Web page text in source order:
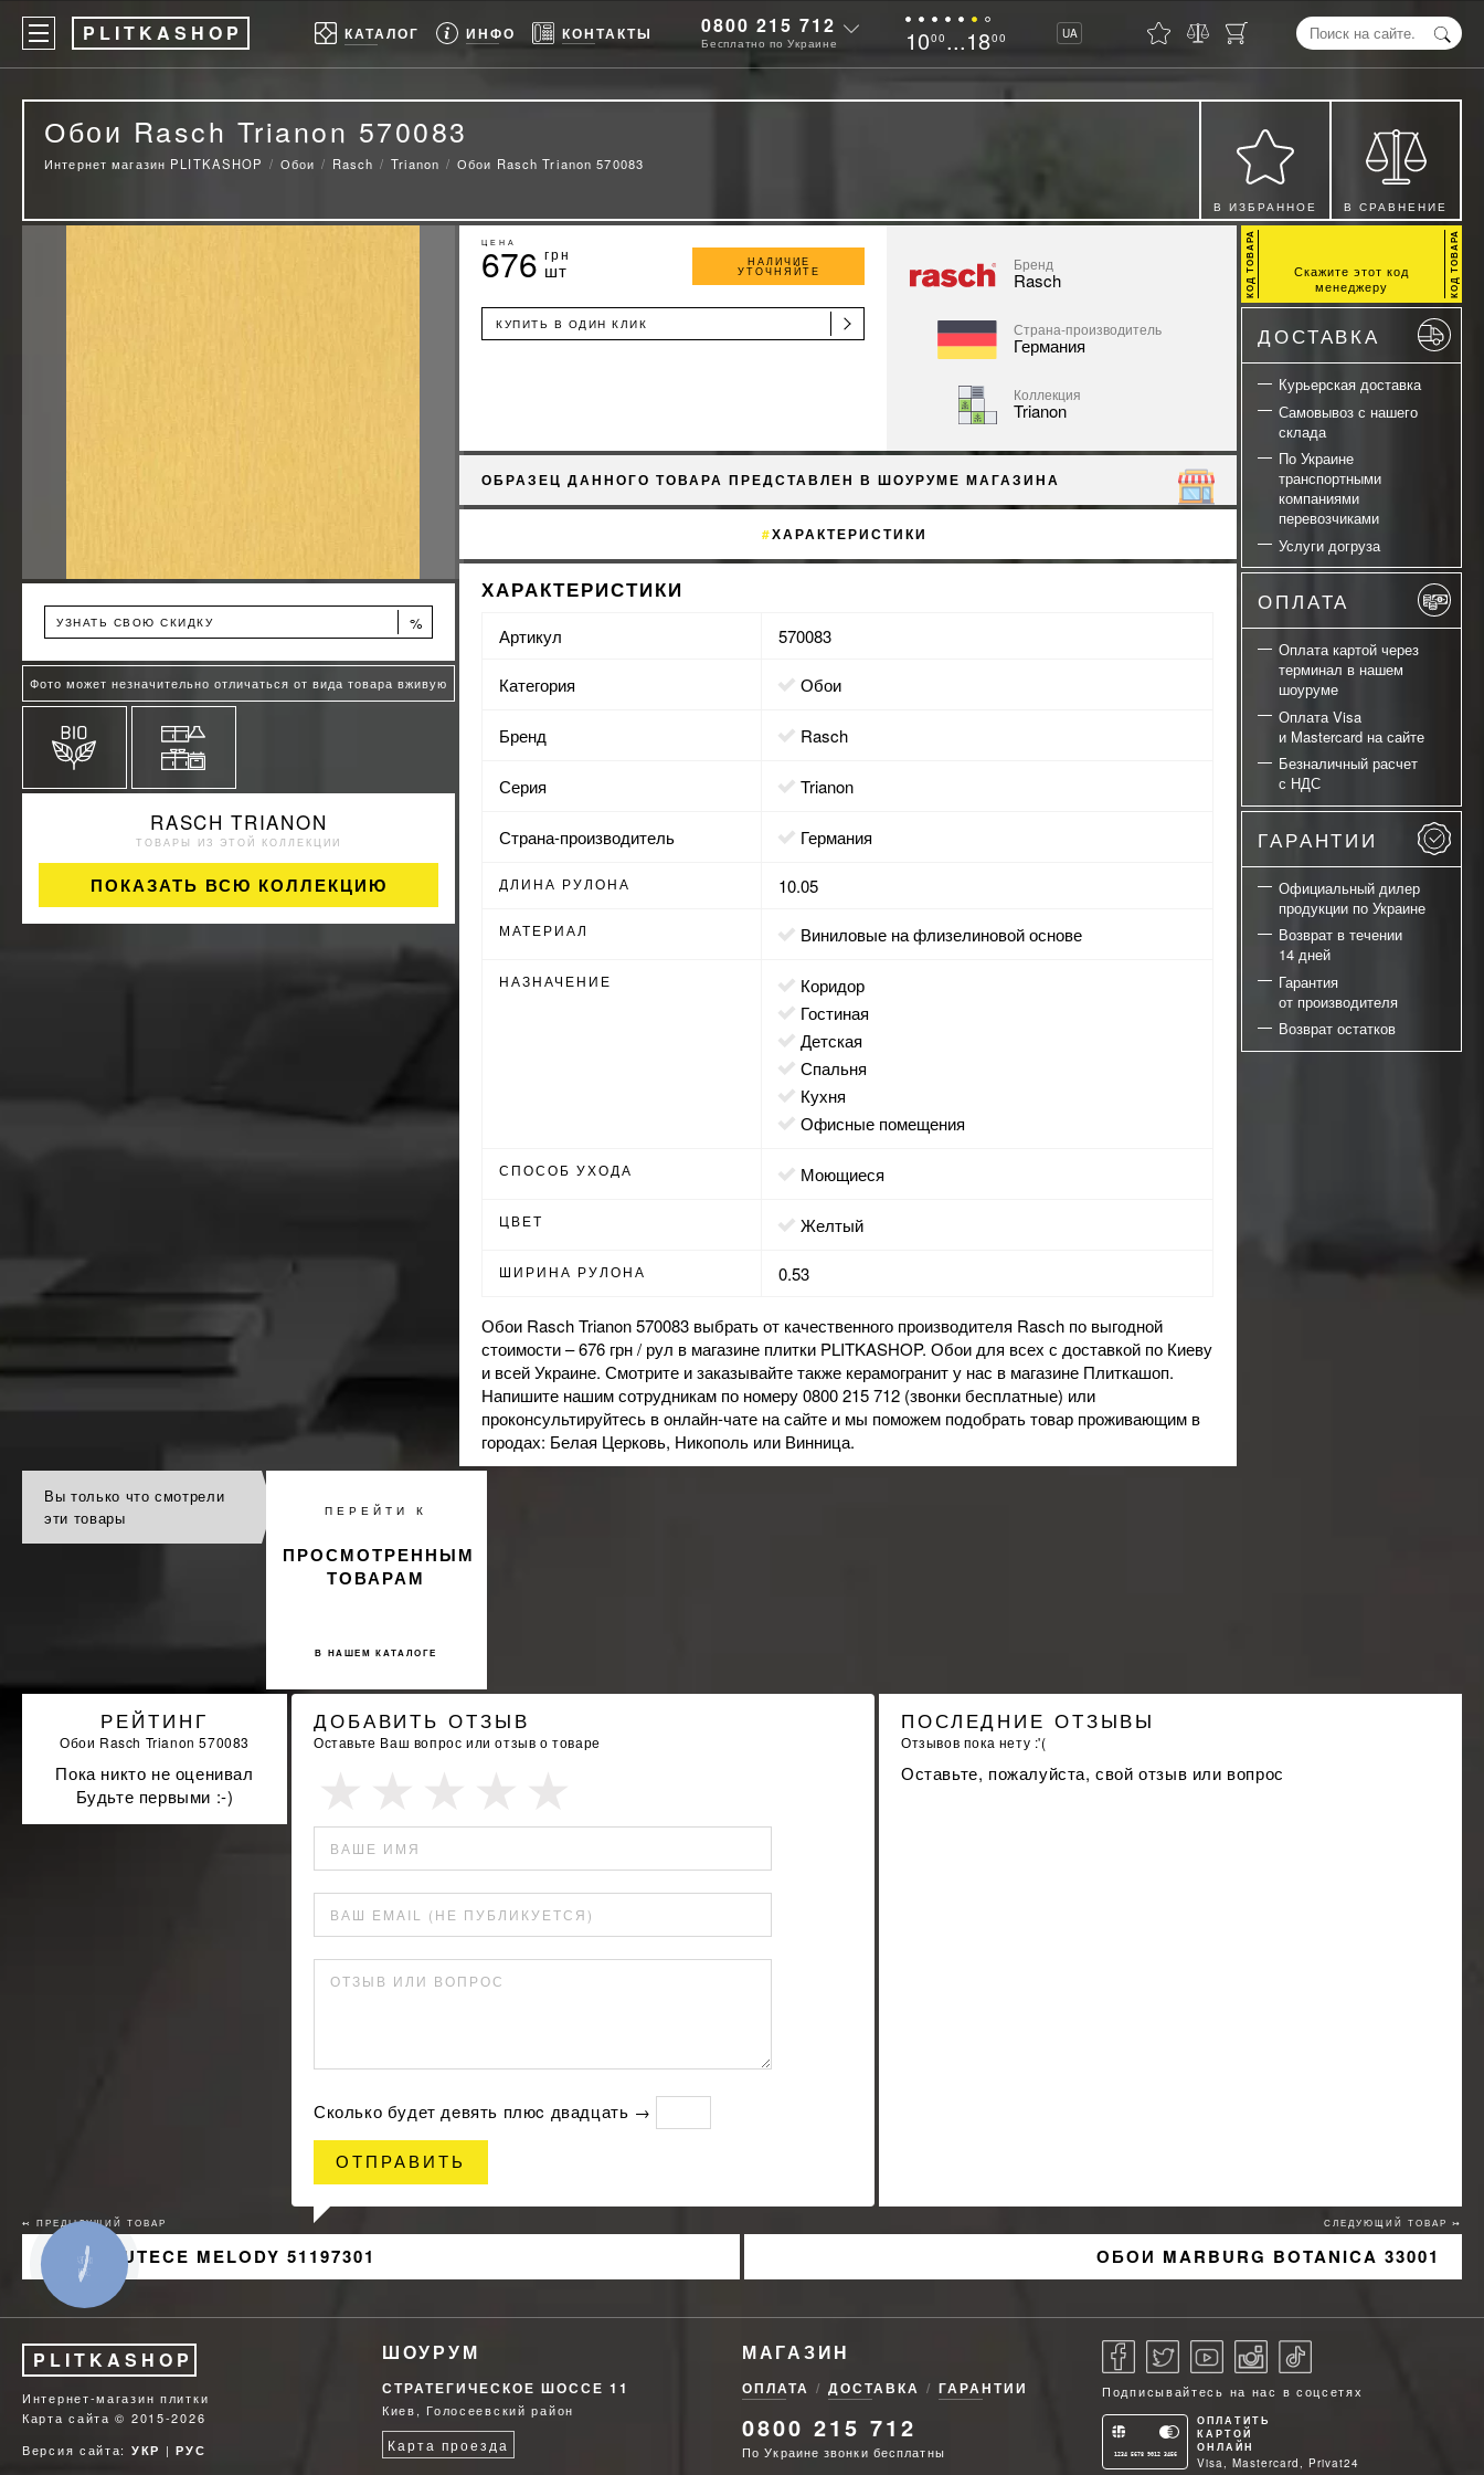
P LITKASHOP КАТАЛОГ ИНФО КОНТАКТЫ 0800 215 712
Бесплатно по Украине 1000 ...1800 UA
Обои Rasch Trianon 570083
Интернет магазин PLITKASHOP Обои Rasch Trianon Обои Rasch Trianon 570083
В ИЗБРАННОЕ В СРАВНЕНИЕ
УЗНАТЬ СВОЮ СКИДКУ %
Фото может незначительно отличаться от вида товара вживую
RASCH TRIANON
ТОВАРЫ ИЗ ЭТОЙ КОЛЛЕКЦИИ
ПОКАЗАТЬ ВСЮ КОЛЛЕКЦИЮ
ЦЕНА
676 грн
шт НАЛИЧИЕ
УТОЧНЯЙТЕ
КУПИТЬ В ОДИН КЛИК
Бренд
Rasch
Страна-производитель
Германия
Коллекция
Trianon
ОБРАЗЕЦ ДАННОГО ТОВАРА ПРЕДСТАВЛЕН В ШОУРУМЕ МАГАЗИНА
ХАРАКТЕРИСТИКИ
ХАРАКТЕРИСТИКИ
Артикул 570083
Категория Обои
Бренд Rasch
Серия Trianon
Страна-производитель Германия
ДЛИНА РУЛОНА 10.05
МАТЕРИАЛ виниловые на флизелиновой основе
НАЗНАЧЕНИЕ
коридор
гостиная
детская
спальня
кухня
офисные помещения
СПОСОБ УХОДА моющиеся
ЦВЕТ желтый
ШИРИНА РУЛОНА 0.53
Обои Rasch Trianon 570083 выбрать от качественного производителя Rasch по выгодной
стоимости – 676 грн / рул в магазине плитки PLITKASHOP. Обои для всех с доставкой по Киеву
и всей Украине. Смотрите и заказывайте также керамограниту нас в магазине Плиткашоп.
Напишите нашим сотрудникам по номеру 0800 215 712 (звонки бесплатные) или
проконсультируйтесь в онлайн-чате на сайте и мы поможем подобрать товар проживающим в
городах: Белая Церковь, Никополь или Винница.
Скажите этот код
менеджеру
ДОСТАВКА
Курьерская доставка
Самовывоз с нашего
склада
По Украине
транспортными
компаниями
перевозчиками
Услуги догруза
ОПЛАТА
Оплата картой через
терминал в нашем
шоуруме
Оплата Visa
и Mastercard на сайте
Безналичный расчет
с НДС
ГАРАНТИИ
Официальный дилер
продукции по Украине
Возврат в течении
14 дней
Гарантия
от производителя
Возврат остатков
Вы только что смотрели
эти товары
ПЕРЕЙТИ К
В НАШЕМ КАТАЛОГЕ
ПРОСМОТРЕННЫМ
ТОВАРАМ
РЕЙТИНГ
Обои Rasch Trianon 570083
Пока никто не оценивал
Будьте первыми :-)
ДОБАВИТЬ ОТЗЫВ
Оставьте Ваш вопрос или отзыв о товаре
ВАШЕ ИМЯ
ВАШ EMAIL (НЕ ПУБЛИКУЕТСЯ)
ОТЗЫВ ИЛИ ВОПРОС
Сколько будет дeвять плюc двадцать →
ОТПРАВИТЬ
ПОСЛЕДНИЕ ОТЗЫВЫ
Отзывов пока нету :'(
Оставьте, пожалуйста, свой отзыв или вопрос
↢ ПРЕДЫДУЩИЙ ТОВАР
ОБОИ LUTECE MELODY 51197301
СЛЕДУЮЩИЙ ТОВАР ↣
ОБОИ MARBURG BOTANICA 33001
PLITKASHOP
Интернет-магазин плитки
Карта сайта © 2015-2026
Версия сайта: УКР |РУС
ШОУРУМ
СТРАТЕГИЧЕСКОЕ ШОССЕ 11
Киев, Голосеевский район
Карта проезда
МАГАЗИН
ОПЛАТА ДОСТАВКА ГАРАНТИИ
0800 215 712
По Украине звонки бесплатны
Подписывайтесь на нас в соцсетях
1234 5678 9012 3456
ОПЛАТИТЬ
КАРТОЙ
ОНЛАЙН
Visa, Mastercard, Privat24
КНОПКА
СВЯЗИ